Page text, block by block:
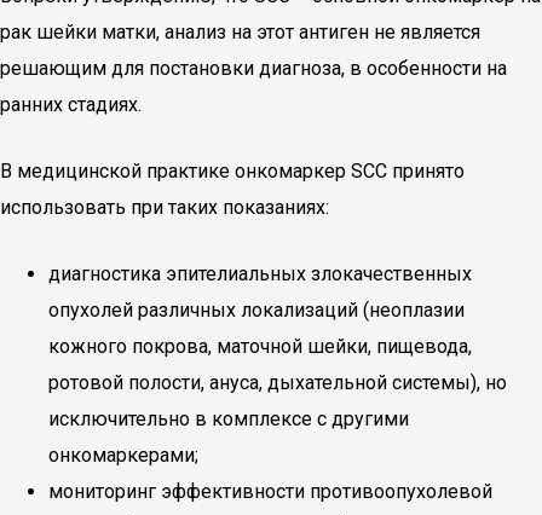
рак шейки матки, анализ на этот антиген не является
решающим для постановки диагноза, в особенности на
ранних стадиях.
В медицинской практике онкомаркер SCC принято
использовать при таких показаниях:
диагностика эпителиальных злокачественных
опухолей различных локализаций (неоплазии
кожного покрова, маточной шейки, пищевода,
ротовой полости, ануса, дыхательной системы), но
исключительно в комплексе с другими
онкомаркерами;
мониторинг эффективности противоопухолевой